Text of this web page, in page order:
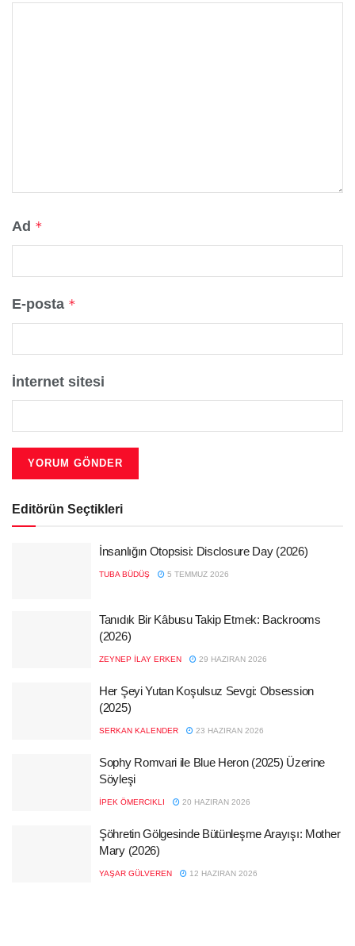
Ad *
E-posta *
İnternet sitesi
Editörün Seçtikleri
İnsanlığın Otopsisi: Disclosure Day (2026)
TUBA BÜDÜŞ 5 TEMMUZ 2026
Tanıdık Bir Kâbusu Takip Etmek: Backrooms
(2026)
ZEYNEP İLAY ERKEN 29 HAZIRAN 2026
Her Şeyi Yutan Koşulsuz Sevgi: Obsession
(2025)
SERKAN KALENDER 23 HAZIRAN 2026
Sophy Romvari ile Blue Heron (2025) Üzerine
Söyleşi
İPEK ÖMERCIKLI 20 HAZIRAN 2026
Şöhretin Gölgesinde Bütünleşme Arayışı: Mother
Mary (2026)
YAŞAR GÜLVEREN 12 HAZIRAN 2026